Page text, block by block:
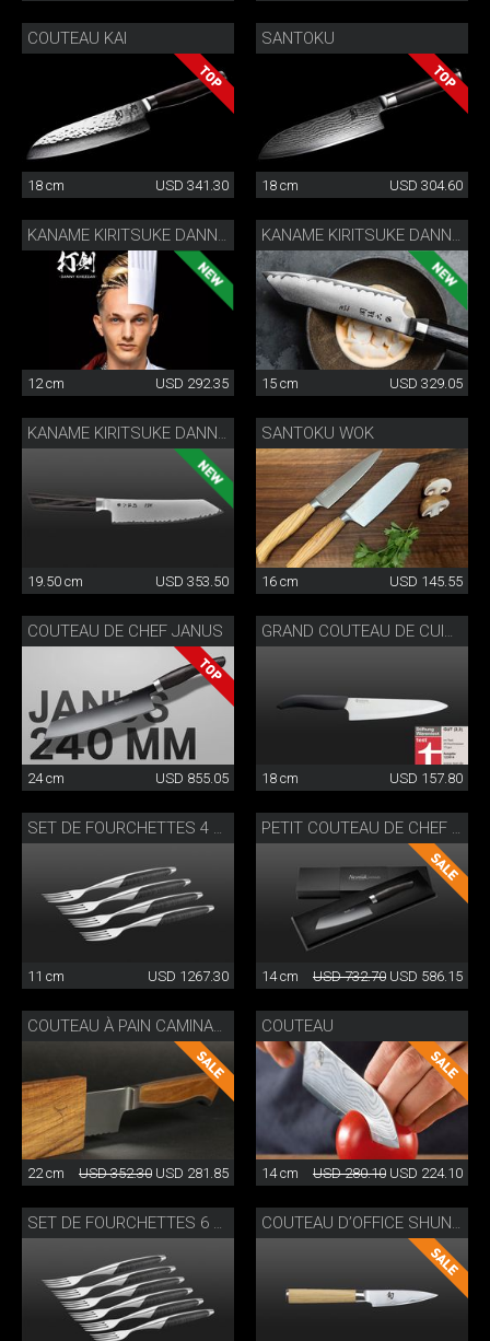
COUTEAU KAI
18 cm USD 341.30
SANTOKU
18 cm USD 304.60
KANAME KIRITSUKE DANNY KHEZZAR 12 CM
12 cm USD 292.35
KANAME KIRITSUKE DANNY KHEZZAR 15 CM
15 cm USD 329.05
19.50 cm USD 353.50
SANTOKU WOK
16 cm USD 145.55
COUTEAU DE CHEF JANUS
24 cm USD 855.05 18 cm USD 157.80
SET DE FOURCHETTES 4 PIÈCES
11 cm USD 1267.30
PETIT COUTEAU DE CHEF JANUS
14 cm USD 732.70 USD 586.15
22 cm USD 352.30 USD 281.85
COUTEAU
14 cm USD 280.10 USD 224.10
SET DE FOURCHETTES 6 PIÈCES COUTEAU D’OFFICE SHUN WHITE